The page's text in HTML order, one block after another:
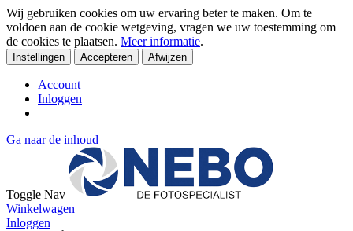
Wij gebruiken cookies om uw ervaring beter te maken. Om te
voldoen aan de cookie wetgeving, vragen we uw toestemming om
de cookies te plaatsen. Meer informatie.
Instellingen Accepteren Afwijzen
Account
Inloggen
Ga naar de inhoud
Toggle Nav
Winkelwagen
Inloggen